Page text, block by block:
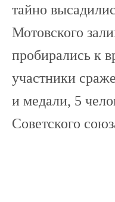
тайно
Мотовского
пробирались к
участники
и медали, 5
Советского